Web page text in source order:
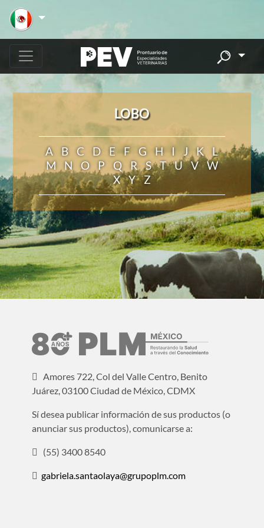
LOBO
A B C D E F G H I J K
L
M
N O P Q R S T U V
W
X
Y Z
Amores 722, Col del Valle Centro, Benito
Juárez, 03100 Ciudad de México, CDMX
Sí desea publicar información de sus productos (o
anunciar sus productos), comunicarse a:
(55) 3400 8540
gabriela.santaolaya@grupoplm.com